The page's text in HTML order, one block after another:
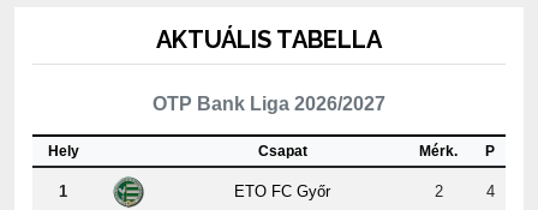
OTP Bank Liga 2026/2027
Csapat
1 ETO FC Győr 2 4
2 MTK Budapest 2 4